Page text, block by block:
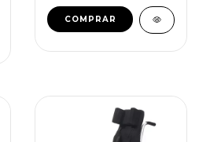
COMPRAR